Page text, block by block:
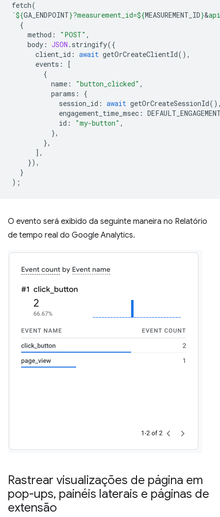
fetch(
`${GA_ENDPOINT}?measurement_id=${MEASUREMENT_ID}&
{
method : "POST" ,
body : JSON . stringify({
client_id : await getOrCreateClientId(),
events :
[
{
name : "button_clicked" ,
params :
{
session_id : await getOrCreateSessionId
engagement_time_msec :
id : "my-button" ,
},
},
],
}),
}
);
O evento será exibido da seguinte maneira no Relatório
de tempo real do Google Analytics.
Rastrear visualizações de página em
pop-ups, painéis laterais e páginas de
extensão